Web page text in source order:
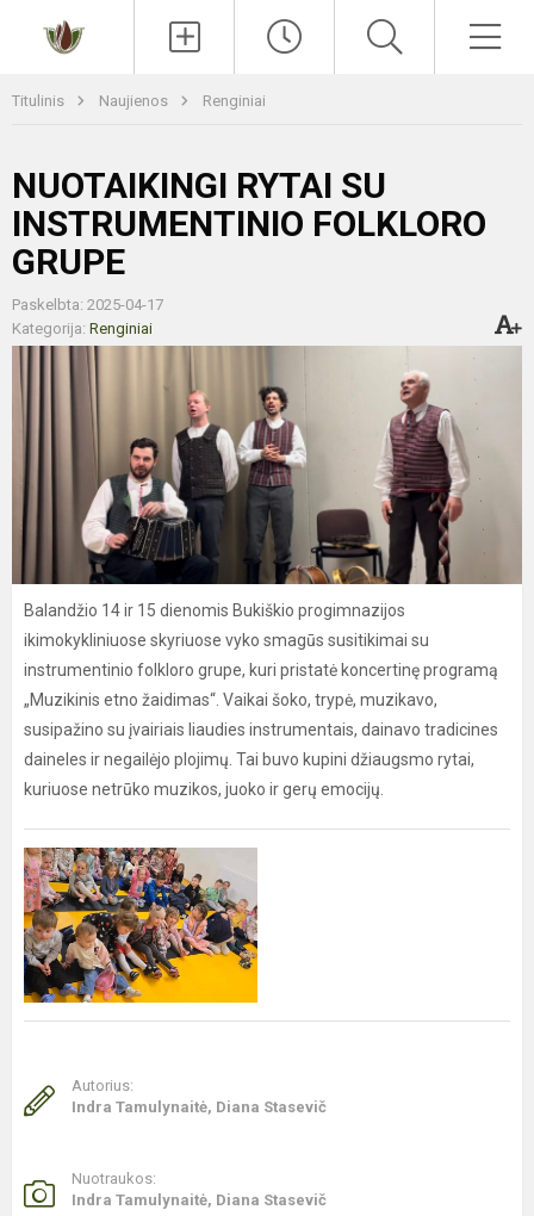
Titulinis Naujienos Renginiai
NUOTAIKINGI RYTAI SU
INSTRUMENTINIO FOLKLORO
GRUPE
Paskelbta: 2025-04-17
Kategorija: Renginiai
Balandžio 14 ir 15 dienomis Bukiškio progimnazijos
ikimokykliniuose skyriuose vyko smagūs susitikimai su
instrumentinio folkloro grupe, kuri pristatė koncertinę programą
„Muzikinis etno žaidimas“. Vaikai šoko, trypė, muzikavo,
susipažino su įvairiais liaudies instrumentais, dainavo tradicines
daineles ir negailėjo plojimų. Tai buvo kupini džiaugsmo rytai,
kuriuose netrūko muzikos, juoko ir gerų emocijų.
Autorius:
Indra Tamulynaitė, Diana Stasevič
Nuotraukos:
Indra Tamulynaitė, Diana Stasevič